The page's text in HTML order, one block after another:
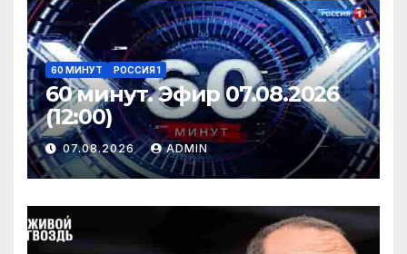
60 МИНУТ РОССИЯ 1
60 минут. Эфир 07.08.2026
(12:00)
07.08.2026 ADMIN